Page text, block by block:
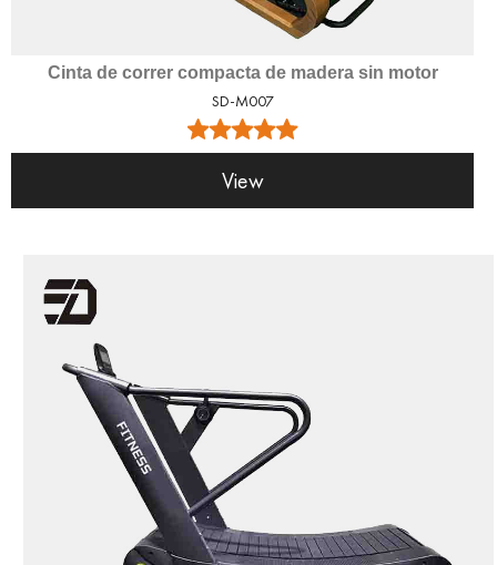
Cinta de correr compacta de madera sin motor
SD-M007
View